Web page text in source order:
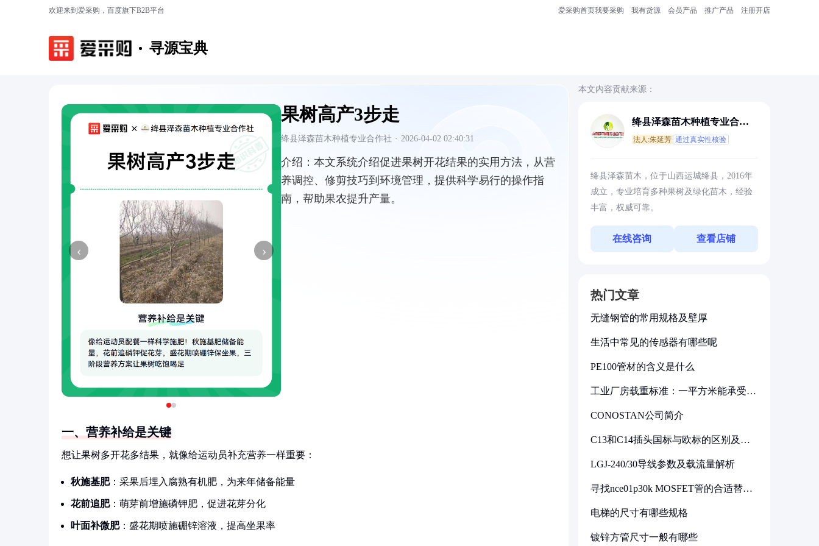
欢迎来到爱采购，百度旗下B2B平台 爱采购首页我要采购 我有货源 会员产品 推广产品 注册开店
寻源宝典
‹ ›
果树高产3步走
绛县泽森苗木种植专业合作社 · 2026-04-02 02:40:31
介绍： 本文系统介绍促进果树开花结果的实用方法，从营
养调控、修剪技巧到环境管理，提供科学易行的操作指
南，帮助果农提升产量。
一、营养补给是关键
想让果树多开花多结果，就像给运动员补充营养一样重要：
秋施基肥：采果后埋入腐熟有机肥，为来年储备能量
花前追肥：萌芽前增施磷钾肥，促进花芽分化
叶面补微肥：盛花期喷施硼锌溶液，提高坐果率
本文内容贡献来源：
绛县泽森苗木种植专业合作
法人:朱延芳 通过真实性核验
绛县泽森苗木，位于山西运城绛县，2016年
成立，专业培育多种果树及绿化苗木，经验
丰富，权威可靠。
在线咨询 查看店铺
热门文章
无缝钢管的常用规格及壁厚
生活中常见的传感器有哪些呢
PE100管材的含义是什么
工业厂房载重标准：一平方米能承受多
CONOSTAN公司简介
C13和C14插头国标与欧标的区别及其
LGJ-240/30导线参数及载流量解析
寻找nce01p30k MOSFET管的合适替代
电梯的尺寸有哪些规格
镀锌方管尺寸一般有哪些